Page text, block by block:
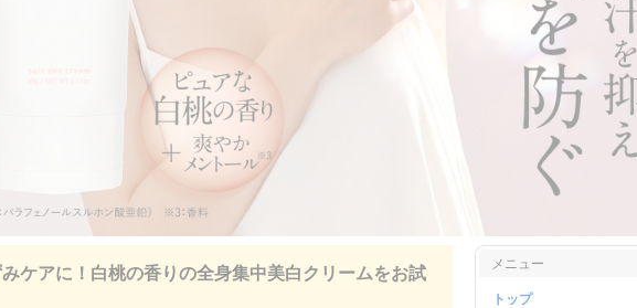
ケアに！白桃の香りの全身集中美白クリームをお試
メニュー
トップ